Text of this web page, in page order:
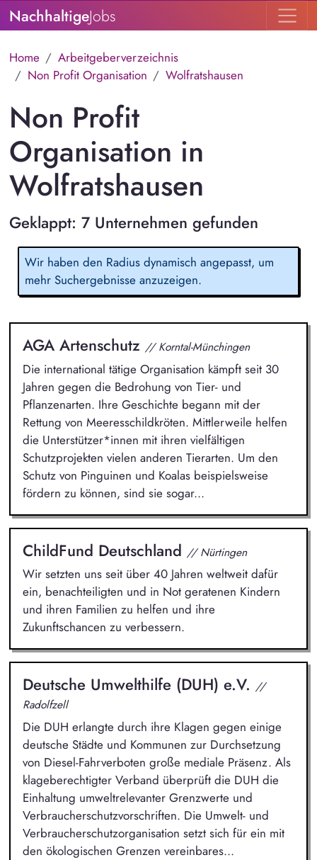
NachhaltigeJobs
Home
Arbeitgeberverzeichnis
Non Profit Organisation
Wolfratshausen
Non Profit
Organisation in
Wolfratshausen
Geklappt: 7 Unternehmen gefunden
Wir haben den Radius dynamisch angepasst, um
mehr Suchergebnisse anzuzeigen.
AGA Artenschutz // Korntal-Münchingen
Die international tätige Organisation kämpft seit 30
Jahren gegen die Bedrohung von Tier- und
Pflanzenarten. Ihre Geschichte begann mit der
Rettung von Meeresschildkröten. Mittlerweile helfen
die Unterstützer*innen mit ihren vielfältigen
Schutzprojekten vielen anderen Tierarten. Um den
Schutz von Pinguinen und Koalas beispielsweise
fördern zu können, sind sie sogar...
ChildFund Deutschland // Nürtingen
Wir setzten uns seit über 40 Jahren weltweit dafür
ein, benachteiligten und in Not geratenen Kindern
und ihren Familien zu helfen und ihre
Zukunftschancen zu verbessern.
Deutsche Umwelthilfe (DUH) e.V. //
Radolfzell
Die DUH erlangte durch ihre Klagen gegen einige
deutsche Städte und Kommunen zur Durchsetzung
von Diesel-Fahrverboten große mediale Präsenz. Als
klageberechtigter Verband überprüft die DUH die
Einhaltung umweltrelevanter Grenzwerte und
Verbraucherschutzvorschriften. Die Umwelt- und
Verbraucherschutzorganisation setzt sich für ein mit
den ökologischen Grenzen vereinbares...